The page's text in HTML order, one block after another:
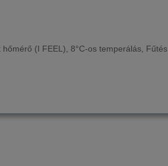
(I FEEL), 8°C-os temperálás, Fűtés